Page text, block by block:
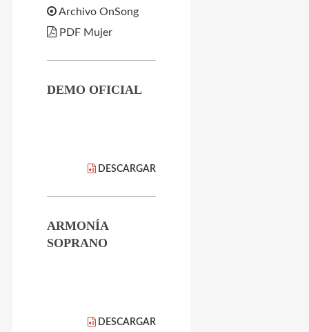
Archivo OnSong
PDF Mujer
DEMO OFICIAL
DESCARGAR
ARMONÍA
SOPRANO
DESCARGAR